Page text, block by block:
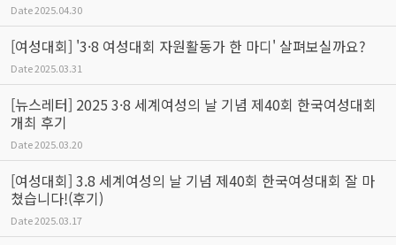
Date2025.04.30
[여성대회] '3·8 여성대회 자원활동가 한 마디' 살펴보실까요?
Date2025.03.31
[뉴스레터] 2025 3·8 세계여성의 날 기념 제40회 한국여성대회
개최 후기
Date2025.03.20
[여성대회] 3.8 세계여성의 날 기념 제40회 한국여성대회 잘 마
쳤습니다!(후기)
Date2025.03.17